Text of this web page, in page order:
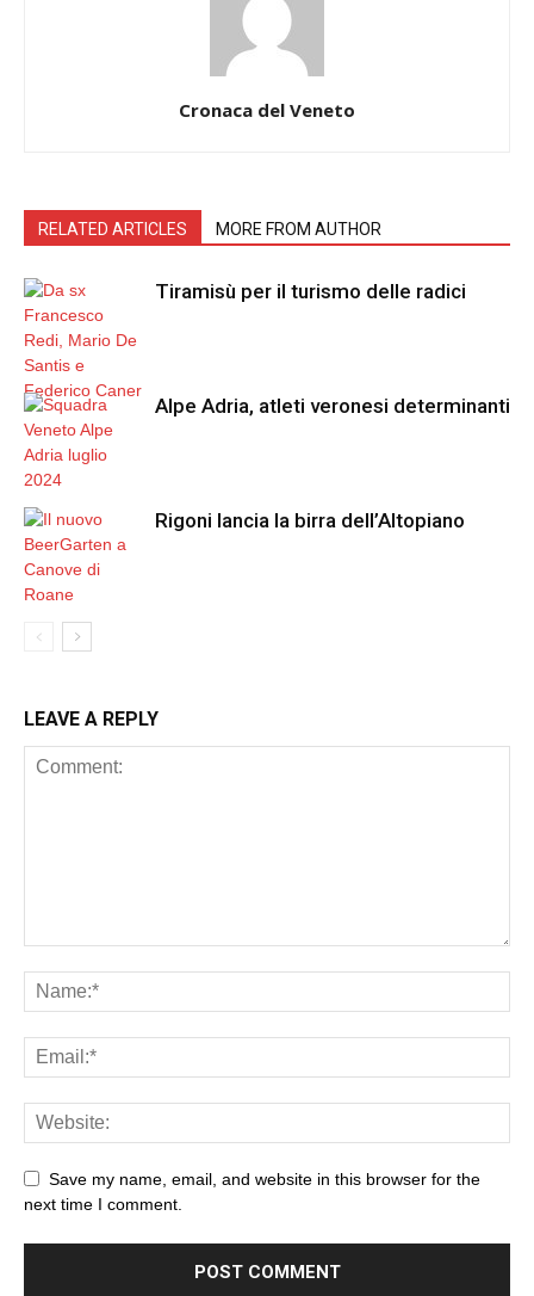
Cronaca del Veneto
RELATED ARTICLES MORE FROM AUTHOR
Tiramisù per il turismo delle radici
Alpe Adria, atleti veronesi determinanti
Rigoni lancia la birra dell’Altopiano
LEAVE A REPLY
Save my name, email, and website in this browser for the
next time I comment.